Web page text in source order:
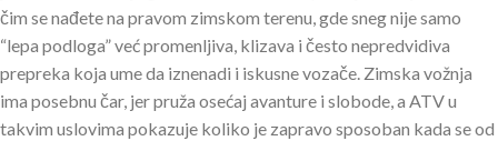
čim se nađete na pravom zimskom terenu, gde sneg nije samo
“lepa podloga” već promenljiva, klizava i često nepredvidiva
prepreka koja ume da iznenadi i iskusne vozače. Zimska vožnja
ima posebnu čar, jer pruža osećaj avanture i slobode, a ATV u
takvim uslovima pokazuje koliko je zapravo sposoban kada se od